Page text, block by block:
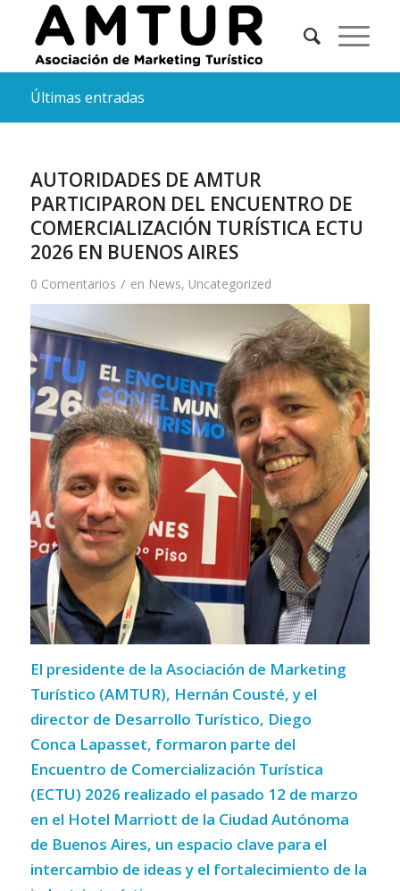
Últimas entradas
AUTORIDADES DE AMTUR
PARTICIPARON DEL ENCUENTRO DE
COMERCIALIZACIÓN TURÍSTICA ECTU
2026 EN BUENOS AIRES
0 Comentarios / en News, Uncategorized
El presidente de la Asociación de Marketing
Turístico (AMTUR), Hernán Cousté, y el
director de Desarrollo Turístico, Diego
Conca Lapasset, formaron parte del
Encuentro de Comercialización Turística
(ECTU) 2026 realizado el pasado 12 de marzo
en el Hotel Marriott de la Ciudad Autónoma
de Buenos Aires, un espacio clave para el
intercambio de ideas y el fortalecimiento de la